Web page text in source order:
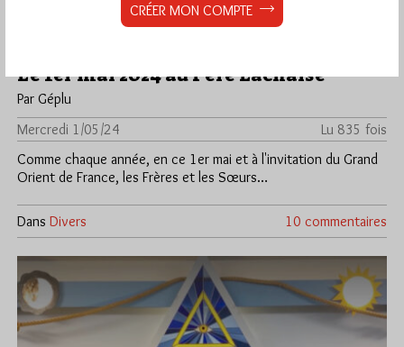
Le 1er mai 2024 au Père Lachaise
Par Géplu
Mercredi 1/05/24
Lu 835 fois
Comme chaque année, en ce 1er mai et à l'invitation du Grand
Orient de France, les Frères et les Sœurs…
Dans Divers 10 commentaires
CRÉER MON COMPTE